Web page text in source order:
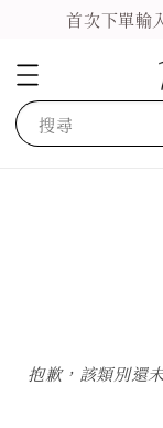
首次下單輸
搜尋
抱歉，該類別還